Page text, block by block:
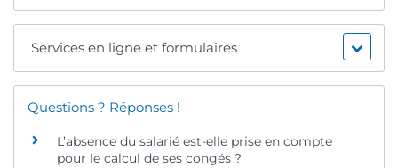
Services en ligne et formulaires
Questions ? Réponses !
L’absence du salarié est-elle prise en compte
pour le calcul de ses congés ?